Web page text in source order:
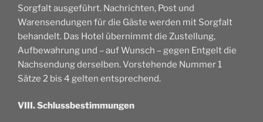
Sorgfalt ausgeführt. Nachrichten, Post und
Warensendungen für die Gäste werden mit Sorgfalt
behandelt. Das Hotel übernimmt die Zustellung,
Aufbewahrung und – auf Wunsch – gegen Entgelt die
Nachsendung derselben. Vorstehende Nummer 1
Sätze 2 bis 4 gelten entsprechend.
VIII. Schlussbestimmungen